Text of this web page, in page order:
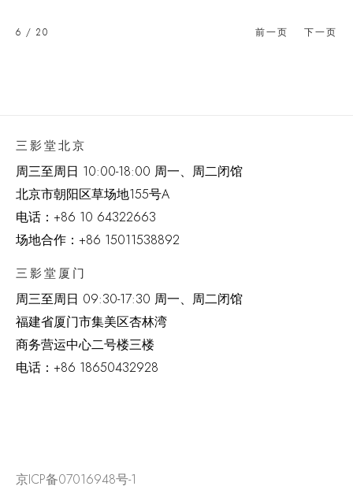
前一页 下一页
6 / 20
三影堂北京
周三至周日 10:00-18:00 周一、周二闭馆
北京市朝阳区草场地155号A
电话： +86 10 64322663
场地合作：+86 15011538892
三影堂厦门
周三至周日 09:30-17:30 周一、周二闭馆
福建省厦门市集美区杏林湾
商务营运中心二号楼三楼
电话： +86 18650432928
京ICP备07016948号-1